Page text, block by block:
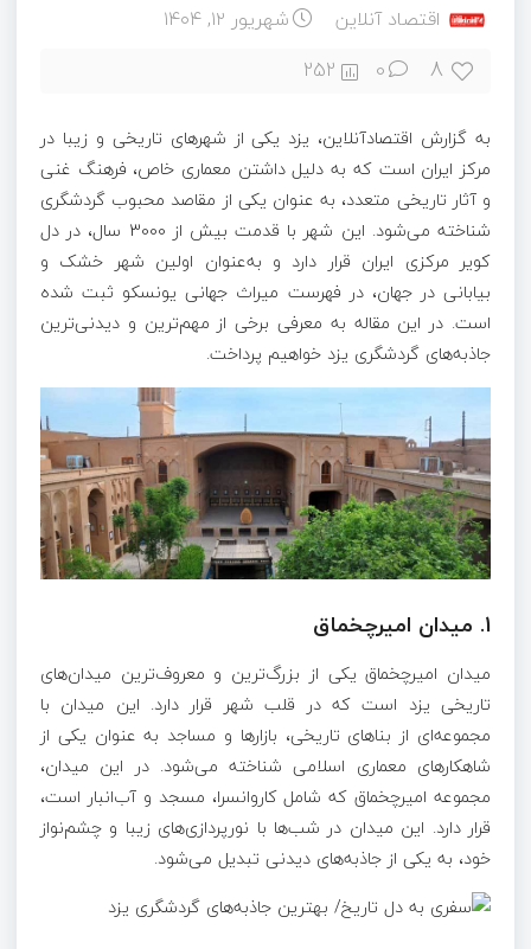
اقتصاد آنلاین شهریور ۱۲, ۱۴۰۴
8
0
252
به گزارش اقتصادآنلاین، یزد یکی از شهرهای تاریخی و زیبا در
مرکز ایران است که به دلیل داشتن معماری خاص، فرهنگ غنی
و آثار تاریخی متعدد، به عنوان یکی از مقاصد محبوب گردشگری
شناخته می‌شود. این شهر با قدمت بیش از 3000 سال، در دل
کویر مرکزی ایران قرار دارد و به‌عنوان اولین شهر خشک و
بیابانی در جهان، در فهرست میراث جهانی یونسکو ثبت شده
است. در این مقاله به معرفی برخی از مهم‌ترین و دیدنی‌ترین
جاذبه‌های گردشگری یزد خواهیم پرداخت.
1. میدان امیرچخماق
میدان امیرچخماق یکی از بزرگ‌ترین و معروف‌ترین میدان‌های
تاریخی یزد است که در قلب شهر قرار دارد. این میدان با
مجموعه‌ای از بناهای تاریخی، بازارها و مساجد به عنوان یکی از
شاهکارهای معماری اسلامی شناخته می‌شود. در این میدان،
مجموعه امیرچخماق که شامل کاروانسرا، مسجد و آب‌انبار است،
قرار دارد. این میدان در شب‌ها با نورپردازی‌های زیبا و چشم‌نواز
خود، به یکی از جاذبه‌های دیدنی تبدیل می‌شود.